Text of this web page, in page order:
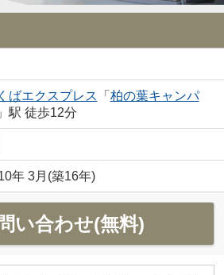
ばエクスプレス 「 柏の葉キャンパ
」駅 徒歩12分
年 3月(築16年)
い合わせ(無料)